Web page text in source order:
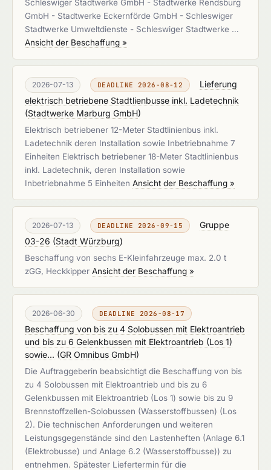
Schleswiger Stadtwerke GmbH - Stadtwerke Rendsburg
GmbH - Stadtwerke Eckernförde GmbH - Schleswiger
Stadtwerke Umweltdienste - Schleswiger Stadtwerke …
Ansicht der Beschaffung »
2026-07-13 DEADLINE 2026-08-12
Lieferung
elektrisch betriebene Stadtlienbusse inkl. Ladetechnik
(Stadtwerke Marburg GmbH)
Elektrisch betriebener 12-Meter Stadtlinienbus inkl.
Ladetechnik deren Installation sowie Inbetriebnahme 7
Einheiten Elektrisch betriebener 18-Meter Stadtlinienbus
inkl. Ladetechnik, deren Installation sowie
Inbetriebnahme 5 Einheiten Ansicht der Beschaffung »
2026-07-13 DEADLINE 2026-09-15
Gruppe
03-26 (Stadt Würzburg)
Beschaffung von sechs E-Kleinfahrzeuge max. 2.0 t
zGG, Heckkipper Ansicht der Beschaffung »
2026-06-30 DEADLINE 2026-08-17
Beschaffung von bis zu 4 Solobussen mit Elektroantrieb
und bis zu 6 Gelenkbussen mit Elektroantrieb (Los 1)
sowie... (GR Omnibus GmbH)
Die Auftraggeberin beabsichtigt die Beschaffung von bis
zu 4 Solobussen mit Elektroantrieb und bis zu 6
Gelenkbussen mit Elektroantrieb (Los 1) sowie bis zu 9
Brennstoffzellen-Solobussen (Wasserstoffbussen) (Los
2). Die technischen Anforderungen und weiteren
Leistungsgegenstände sind den Lastenheften (Anlage 6.1
(Elektrobusse) und Anlage 6.2 (Wasserstoffbusse)) zu
entnehmen. Spätester Liefertermin für die